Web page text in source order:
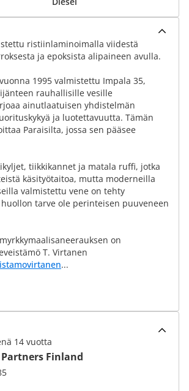
ristiinlaminoimalla viidestä
ja epoksista alipaineen avulla.
1995 valmistettu Impala 35,
rauhallisille vesille
ainutlaatuisen yhdistelmän
ja luotettavuutta. Tämän
Paraisilta, jossa sen pääsee
tiikkikannet ja matala ruffi, jotka
käsityötaitoa, mutta moderneilla
valmistettu vene on tehty
huollon tarve ole perinteisen puuveneen
on
T. Virtanen
...
14 vuotta
Finland